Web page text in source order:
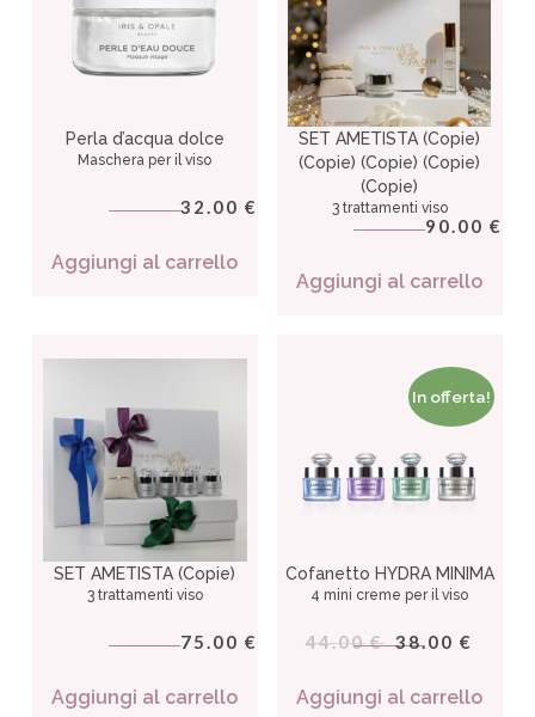
Perla d’acqua dolce
Maschera per il viso
32.00 €
Aggiungi al carrello
SET AMETISTA (Copie)
(Copie) (Copie) (Copie)
(Copie)
3 trattamenti viso
90.00 €
Aggiungi al carrello
SET AMETISTA (Copie)
3 trattamenti viso
75.00 €
Aggiungi al carrello
In offerta!
Cofanetto HYDRA MINIMA
4 mini creme per il viso
44.00 € 38.00 €
Aggiungi al carrello